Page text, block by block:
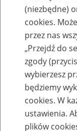
Komunikaty
Komunikat
(niezbędne)
cookies.
przez nas
„Przejdź do
zgody
wybierzesz
będziemy
cookies. W
ustawienia.
plików